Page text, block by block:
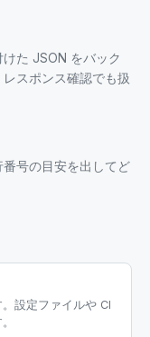
た JSON をバック
スポンス確認でも扱
号の目安を出してど
設定ファイルや CI